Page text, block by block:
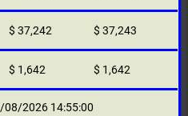
$ 37,242 $ 37,243
$ 1,642 $ 1,642
08/2026 14:55:00